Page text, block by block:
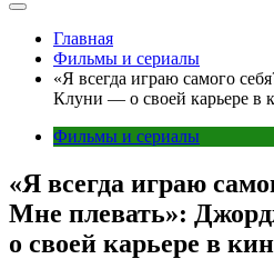
Главная
Фильмы и сериалы
«Я всегда играю самого
Клуни — о своей карьере в
Фильмы и сериалы
«Я всегда играю
Мне плевать»:
о своей карьере в